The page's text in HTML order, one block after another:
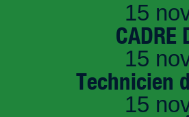
15
CADRE
15
Technicien
15